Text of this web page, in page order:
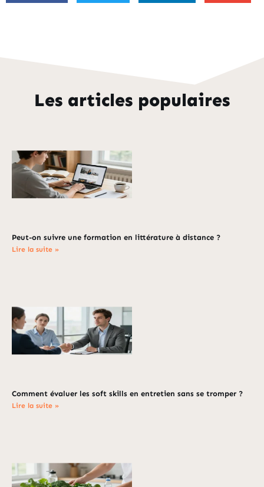
Les articles populaires
Peut-on suivre une formation en littérature à distance ?
Lire la suite »
Comment évaluer les soft skills en entretien sans se tromper ?
Lire la suite »